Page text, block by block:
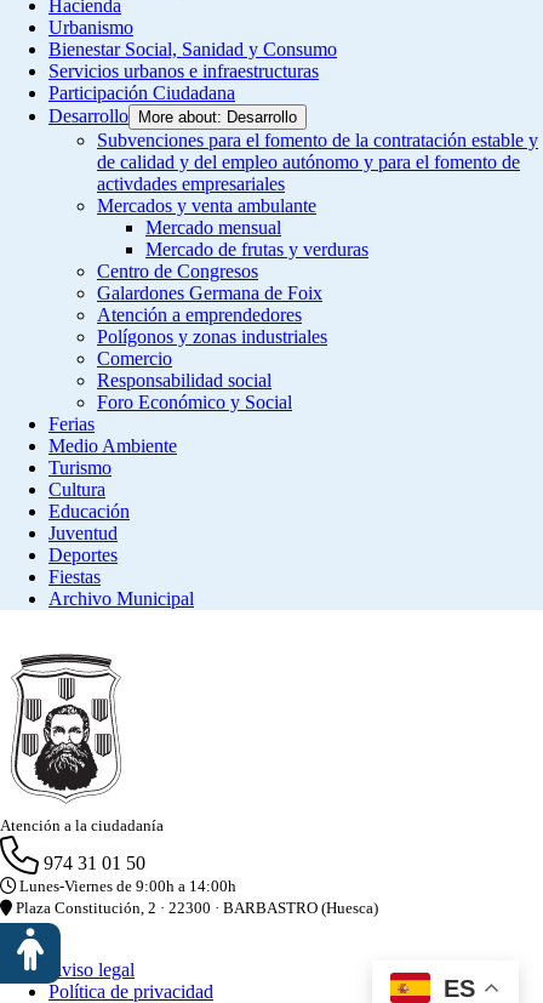
Hacienda
Urbanismo
Bienestar Social, Sanidad y Consumo
Servicios urbanos e infraestructuras
Participación Ciudadana
Desarrollo
More about: Desarrollo
Subvenciones para el fomento de la contratación estable y
de calidad y del empleo autónomo y para el fomento de
activdades empresariales
Mercados y venta ambulante
Mercado mensual
Mercado de frutas y verduras
Centro de Congresos
Galardones Germana de Foix
Atención a emprendedores
Polígonos y zonas industriales
Comercio
Responsabilidad social
Foro Económico y Social
Ferias
Medio Ambiente
Turismo
Cultura
Educación
Juventud
Deportes
Fiestas
Archivo Municipal
Atención a la ciudadanía
974 31 01 50
Lunes-Viernes de 9:00h a 14:00h
Plaza Constitución, 2 · 22300 · BARBASTRO (Huesca)
Aviso legal
Política de privacidad
ES